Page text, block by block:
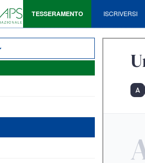
TESSERAMENTO ISCRIVERSI